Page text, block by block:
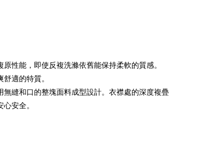
性能，即使反複洗滌依舊能保持柔軟的質感。
適的特質。
縫和口的整塊面料成型設計。衣襟處的深度複疊
安全。